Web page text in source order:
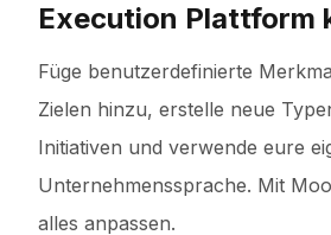
Execution Plattform
Füge benutzerdefinierte
Zielen hinzu, erstelle neue
Initiativen und verwende eure
Unternehmenssprache. Mit
alles anpassen.